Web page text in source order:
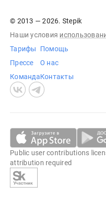
© 2013 — 2026. Stepik
Наши условия
Тарифы
Прессе
Команда
Помощь
О нас
Контакты
Public user contributions
attribution required